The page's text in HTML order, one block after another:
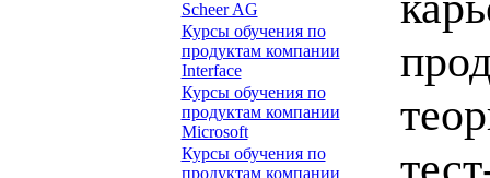
Scheer AG
Курсы обучения по
продуктам компании
Interface
Курсы обучения по
продуктам компании
Microsoft
Курсы обучения по
продуктам компании